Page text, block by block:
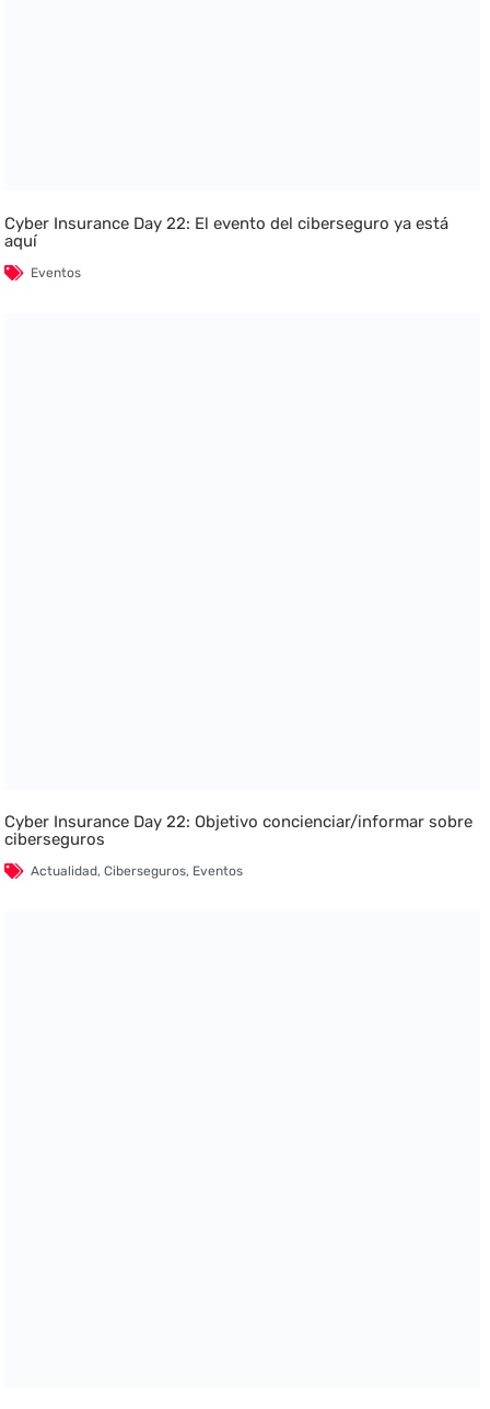
Cyber Insurance Day 22: El evento del ciberseguro ya está
aquí
Eventos
Cyber Insurance Day 22: Objetivo concienciar/informar sobre
ciberseguros
Actualidad,Ciberseguros, Eventos